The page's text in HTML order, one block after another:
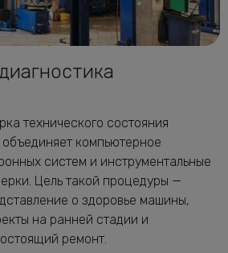
технического состояния
компьютерное
систем и инструментальные
Цель такой процедуры —
о здоровье машины,
на ранней стадии и
ремонт.